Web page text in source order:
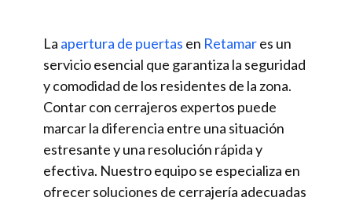
La apertura de puertas en Retamares un
servicio esencial que garantiza la seguridad
y comodidad de los residentes de la zona.
Contar con cerrajeros expertos puede
marcar la diferencia entre una situación
estresante y una resolución rápida y
efectiva. Nuestro equipo se especializa en
ofrecer soluciones de cerrajería adecuadas